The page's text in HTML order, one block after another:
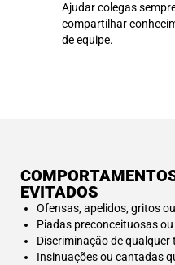
Ajudar colegas
compartilhar
de equipe.
EVITADOS
Ofensas, apelidos, gritos
Piadas preconceituosas
Discriminação de qualquer
Insinuações ou cantadas